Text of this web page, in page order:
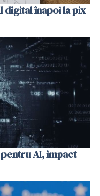
digital înapoi la pix
AI, impact